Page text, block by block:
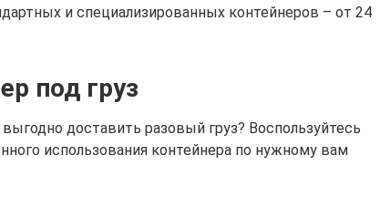
и специализированных контейнеров – от 24
под груз
доставить разовый груз? Воспользуйтесь
использования контейнера по нужному вам